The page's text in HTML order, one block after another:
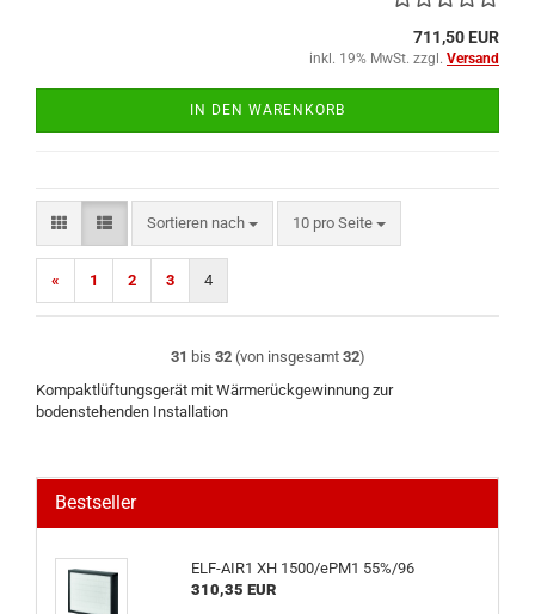
711,50 EUR
inkl. 19% MwSt. zzgl. Versand
IN DEN WARENKORB
Sortieren nach
Sortieren nach 10 pro Seite
pro Seite
« 1 2 3 4
31 bis 32(von insgesamt 32)
Kompaktlüftungsgerät mit Wärmerückgewinnung zur
bodenstehenden Installation
Bestseller
ELF-AIR1 XH 1500/ePM1 55%/96
310,35 EUR